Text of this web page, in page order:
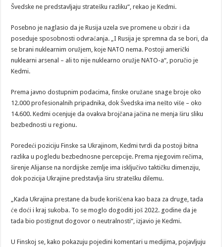
Švedske ne predstavljaju stratešku razliku“, rekao je Kedmi.
Posebno je naglasio da je Rusija uzela sve promene u obzir i da
poseduje sposobnosti odvraćanja. „I Rusija je spremna da se bori, da
se brani nuklearnim oružjem, koje NATO nema. Postoji američki
nuklearni arsenal – ali to nije nuklearno oružje NATO-a“, poručio je
Kedmi.
Prema javno dostupnim podacima, finske oružane snage broje oko
12.000 profesionalnih pripadnika, dok Švedska ima nešto više – oko
14.600. Kedmi ocenjuje da ovakva brojčana jačina ne menja širu sliku
bezbednosti u regionu.
Poredeći poziciju Finske sa Ukrajinom, Kedmi tvrdi da postoji bitna
razlika u pogledu bezbednosne percepcije. Prema njegovim rečima,
širenje Alijanse na nordijske zemlje ima isključivo taktičku dimenziju,
dok pozicija Ukrajine predstavlja širu stratešku dilemu.
„Kada Ukrajina prestane da bude korišćena kao baza za druge, tada
će doći i kraj sukoba. To se moglo dogoditi još 2022. godine da je
tada bio postignut dogovor o neutralnosti“, izjavio je Kedmi.
U Finskoj se, kako pokazuju pojedini komentari u medijima, pojavljuju